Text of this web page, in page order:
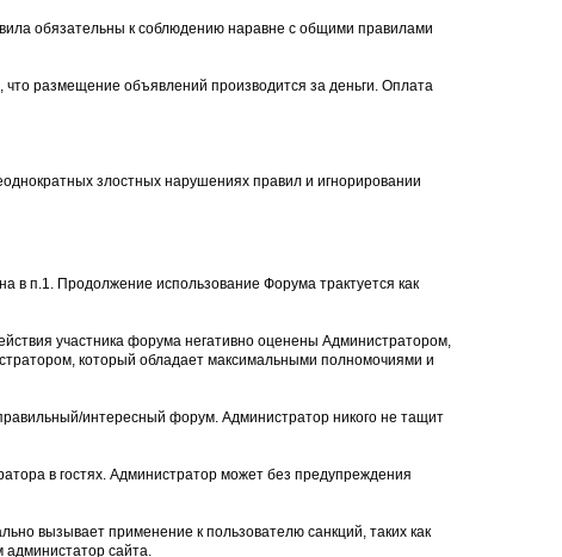
обязательны к соблюдению наравне с общими правилами
размещение объявлений производится за деньги. Оплата
злостных нарушениях правил и игнорировании
п.1. Продолжение использование Форума трактуется как
участника форума негативно оценены Администратором,
который обладает максимальными полномочиями и
интересный форум. Администратор никого не тащит
в гостях. Администратор может без предупреждения
вызывает применение к пользователю санкций, таких как
сайта.